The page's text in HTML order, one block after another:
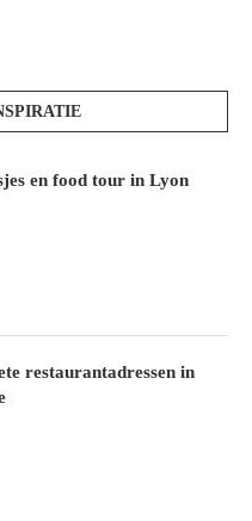
en food tour in Lyon
restaurantadressen in